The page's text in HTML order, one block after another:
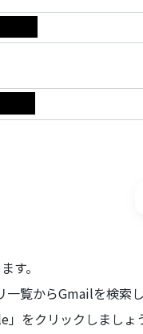
す。
一覧からGmailを検索
をクリックしましょ